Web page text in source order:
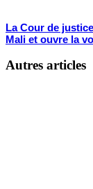
La Cour de
Mali et ouvre la
Autres articles